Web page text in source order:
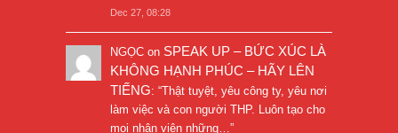
Dec 27, 08:28
NGỌC on SPEAK UP – BỨC XÚC LÀ
KHÔNG HẠNH PHÚC – HÃY LÊN
TIẾNG: “Thật tuyệt, yêu công ty, yêu nơi
làm việc và con người THP. Luôn tạo cho
mọi nhân viên những… ”